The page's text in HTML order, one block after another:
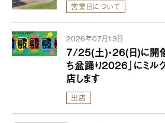
営業日について
2026年07月13日
7/25(土)・26(日)に開催
ち盆踊り2026」にミル
店します
出店